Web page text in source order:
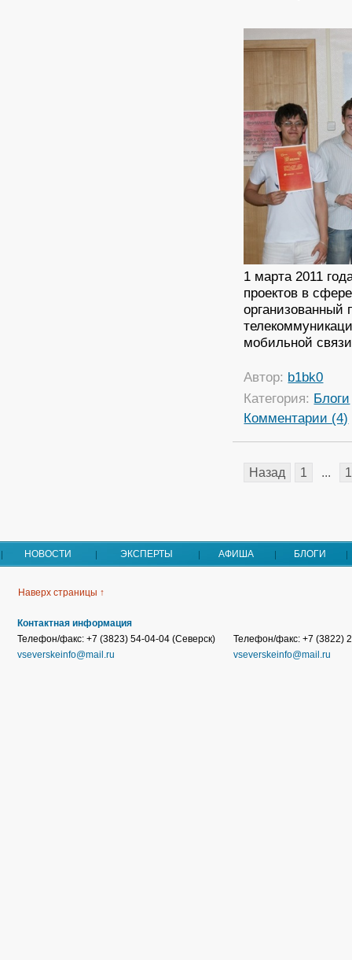
1 марта 2011
проектов в
организованный
мобильной
Автор: b1bk0
Категория: Блоги
Комментарии (4)
Назад 1 ...
НОВОСТИ ЭКСПЕРТЫ АФИША БЛОГИ
Наверх страницы ↑
Контактная информация
Телефон/факс: +7 (3823) 54-04-04 (Северск)
vseverskeinfo@mail.ru
Телефон/факс: +7 (3822)
vseverskeinfo@mail.ru